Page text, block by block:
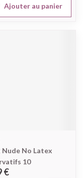
Ajouter au panier
Nude No Latex
10
€